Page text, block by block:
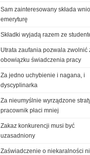
Sam zainteresowany składa
emeryturę
Składki wyjadą razem ze
Utrata zaufania pozwala zwolnić
obowiązku świadczenia pracy
Za jedno uchybienie i nagana, i
dyscyplinarka
Za nieumyślnie wyrządzone
pracownik płaci mniej
Zakaz konkurencji musi być
uzasadniony
Zaświadczenie o niekaralności